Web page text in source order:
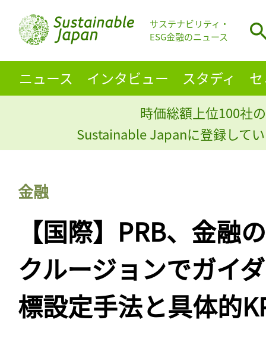
サステナビリティ・
ESG金融のニュース
ニュース インタビュー スタディ
時価総額上位100社
Sustainable Japanに登録して
金融
【国際】PRB、金融
クルージョンでガイ
標設定手法と具体的